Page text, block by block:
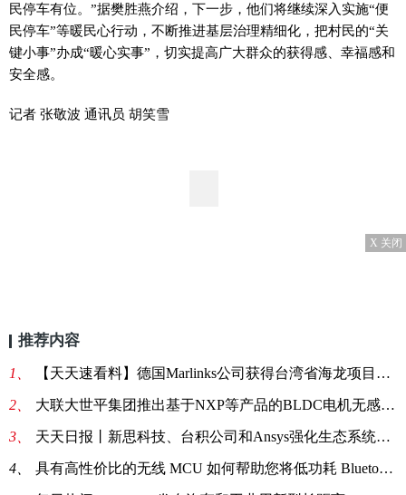
民停车有位。”据樊胜燕介绍，下一步，他们将继续深入实施“便
民停车”等暖民心行动，不断推进基层治理精细化，把村民的“关
键小事”办成“暖心实事”，切实提高广大群众的获得感、幸福感和
安全感。
记者 张敬波 通讯员 胡笑雪
X 关闭
推荐内容
1、 【天天速看料】德国Marlinks公司获得台湾省海龙项目海底电缆监测合同
2、 大联大世平集团推出基于NXP等产品的BLDC电机无感方波驱动方案_环球实时
3、 天天日报丨新思科技、台积公司和Ansys强化生态系统合作，共促多裸晶芯片系统发展
4、 具有高性价比的无线 MCU 如何帮助您将低功耗 Bluetooth 技术应用到更多产品中 今日要闻